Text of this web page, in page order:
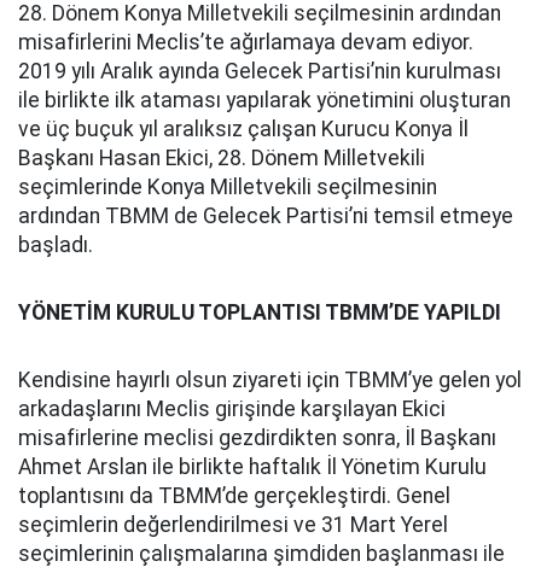
28. Dönem Konya Milletvekili seçilmesinin ardından
misafirlerini Meclis’te ağırlamaya devam ediyor.
2019 yılı Aralık ayında Gelecek Partisi’nin kurulması
ile birlikte ilk ataması yapılarak yönetimini oluşturan
ve üç buçuk yıl aralıksız çalışan Kurucu Konya İl
Başkanı Hasan Ekici, 28. Dönem Milletvekili
seçimlerinde Konya Milletvekili seçilmesinin
ardından TBMM de Gelecek Partisi’ni temsil etmeye
başladı.
YÖNETİM KURULU TOPLANTISI TBMM’DE YAPILDI
Kendisine hayırlı olsun ziyareti için TBMM’ye gelen yol
arkadaşlarını Meclis girişinde karşılayan Ekici
misafirlerine meclisi gezdirdikten sonra, İl Başkanı
Ahmet Arslan ile birlikte haftalık İl Yönetim Kurulu
toplantısını da TBMM’de gerçekleştirdi. Genel
seçimlerin değerlendirilmesi ve 31 Mart Yerel
seçimlerinin çalışmalarına şimdiden başlanması ile